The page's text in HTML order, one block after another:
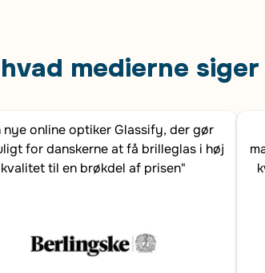
medierne siger
nye online optiker Glassify, der gør
for danskerne at få brilleglas i høj
kvalitet til en brøkdel af prisen"